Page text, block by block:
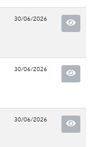
30/06/2026
30/06/2026
30/06/2026